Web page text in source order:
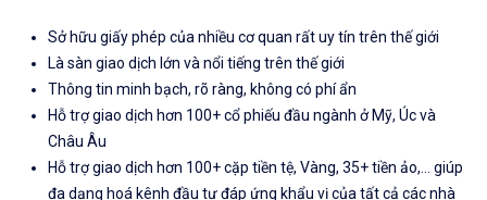
Sở hữu giấy phép của nhiều cơ quan rất uy tín trên thế giới
Là sàn giao dịch lớn và nổi tiếng trên thế giới
Thông tin minh bạch, rõ ràng, không có phí ẩn
Hỗ trợ giao dịch hơn 100+ cổ phiếu đầu ngành ở Mỹ, Úc và
Châu Âu
Hỗ trợ giao dịch hơn 100+ cặp tiền tệ, Vàng, 35+ tiền ảo,... giúp
đa dạng hoá kênh đầu tư đáp ứng khẩu vị của tất cả các nhà